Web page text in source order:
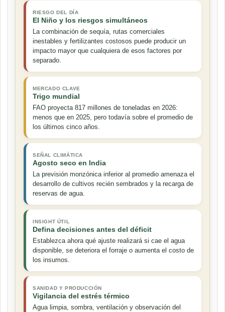
RIESGO DEL DÍA
El Niño y los riesgos simultáneos
La combinación de sequía, rutas comerciales
inestables y fertilizantes costosos puede producir un
impacto mayor que cualquiera de esos factores por
separado.
MERCADO CLAVE
Trigo mundial
FAO proyecta 817 millones de toneladas en 2026:
menos que en 2025, pero todavía sobre el promedio de
los últimos cinco años.
SEÑAL CLIMÁTICA
Agosto seco en India
La previsión monzónica inferior al promedio amenaza el
desarrollo de cultivos recién sembrados y la recarga de
reservas de agua.
INSIGHT ÚTIL
Defina decisiones antes del déficit
Establezca ahora qué ajuste realizará si cae el agua
disponible, se deteriora el forraje o aumenta el costo de
los insumos.
SANIDAD Y PRODUCCIÓN
Vigilancia del estrés térmico
Agua limpia, sombra, ventilación y observación del